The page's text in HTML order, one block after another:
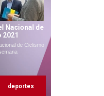
Nacional de
de Ciclismo
deportes